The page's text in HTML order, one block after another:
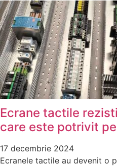
Ecrane tactile
care este potrivit
17 decembrie 2024
Ecranele tactile au devenit o